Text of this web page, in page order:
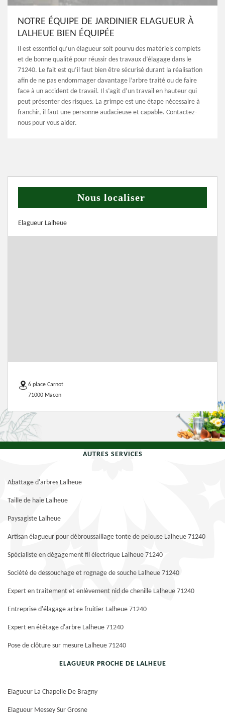
NOTRE ÉQUIPE DE JARDINIER ELAGUEUR À
LALHEUE BIEN ÉQUIPÉE
Il est essentiel qu’un élagueur soit pourvu des matériels complets
et de bonne qualité pour réussir des travaux d’élagage dans le
71240. Le fait est qu’il faut bien être sécurisé durant la réalisation
afin de ne pas endommager davantage l’arbre traité ou de faire
face à un accident de travail. Il s’agit d’un travail en hauteur qui
peut présenter des risques. La grimpe est une étape nécessaire à
franchir, il faut une personne audacieuse et capable. Contactez-
nous pour vous aider.
Nous localiser
Elagueur Lalheue
6 place Carnot
71000 Macon
AUTRES SERVICES
Abattage d'arbres Lalheue
Taille de haie Lalheue
Paysagiste Lalheue
Artisan élagueur pour débroussaillage tonte de pelouse Lalheue 71240
Spécialiste en dégagement fil électrique Lalheue 71240
Société de dessouchage et rognage de souche Lalheue 71240
Expert en traitement et enlèvement nid de chenille Lalheue 71240
Entreprise d'élagage arbre fruitier Lalheue 71240
Expert en étêtage d'arbre Lalheue 71240
Pose de clôture sur mesure Lalheue 71240
ELAGUEUR PROCHE DE LALHEUE
Elagueur La Chapelle De Bragny
Elagueur Messey Sur Grosne